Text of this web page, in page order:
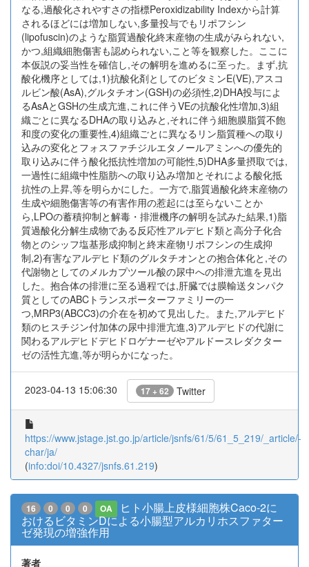
なる,過酸化されやすさの指標Peroxidizability Indexから計算
されるほどには増加しない,多量投与でもリポフシン
(lipofuscin)のような脂質過酸化終末産物の生成がみられない,
かつ,組織細胞傷害も認められない,こと等を観察した。ここに
本仮説の妥当性を確信し,その解明を進めるに至った。まず,抗
酸化機序としては,1)抗酸化剤としてのビタミンE(VE),アスコ
ルビン酸(AsA),グルタチオン(GSH)の必須性,2)DHA投与によ
るAsAとGSHの生成亢進,これに伴うVEの抗酸化性増加,3)組
織ごとに異なるDHAの取り込みと,それに伴う細胞膜脂質不飽
和度の変化の重要性,4)組織ごとに異なるリン脂質種への取り
込みの変化とフォスファチジルエタノールアミンへの優先的
取り込みに伴う酸化抵抗性増加の可能性,5)DHA多量摂取では,
一過性に組織中性脂肪への取り込み増加とそれによる酸化抵
抗性の上昇,等を明らかにした。一方で,脂質過酸化終末産物の
生成や細胞傷害等の有害作用の惹起には至らないことか
ら,LPOの蓄積抑制と解毒・排泄機序の解明を試みた結果,1)脂
質過酸化分解生成物である反応性アルデヒド類と高分子化合
物とのシッフ塩基形成抑制と終末産物リポフシンの生成抑
制,2)有害なアルデヒド類のグルタチオンとの抱合体化と,その
代謝物としてのメルカプツール酸の尿中への排泄亢進を見出
した。抱合体の排泄に至る過程では,肝臓では膜輸送タンパク
質としてのABCトランスポーターファミリーの一
つ,MRP3(ABCC3)の介在を初めて見出した。また,アルデヒド
類のヒスチジン付加体の尿中排泄亢進,3)アルデヒドの代謝に
関わるアルデヒドデヒドロゲナーゼやアルドースレダクター
ゼの活性亢進,等が明らかになった。
2023-04-13 15:06:30 17 + 62 Twitter
https://www.jstage.jst.go.jp/article/jsnfs/61/5/61_5_219/_article/-
char/ja/
(info:doi/10.4327/jsnfs.61.219)
16 0 0 0 OA
ヒト小腸上皮様細胞株Caco-2に
おけるビタミンDによる小腸型アルカリホスファター
ゼ発現の増強作用
著者